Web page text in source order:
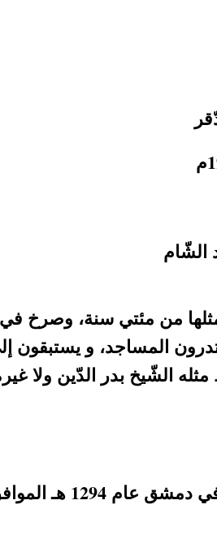
الشّام
من مئتي سنة، وصرخ في
المساجد، و يستبقون
الشّيخ بدر الدّين ولا